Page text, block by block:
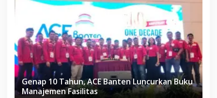
Genap 10 Tahun, ACE Banten Luncurkan Buku
Manajemen Fasilitas